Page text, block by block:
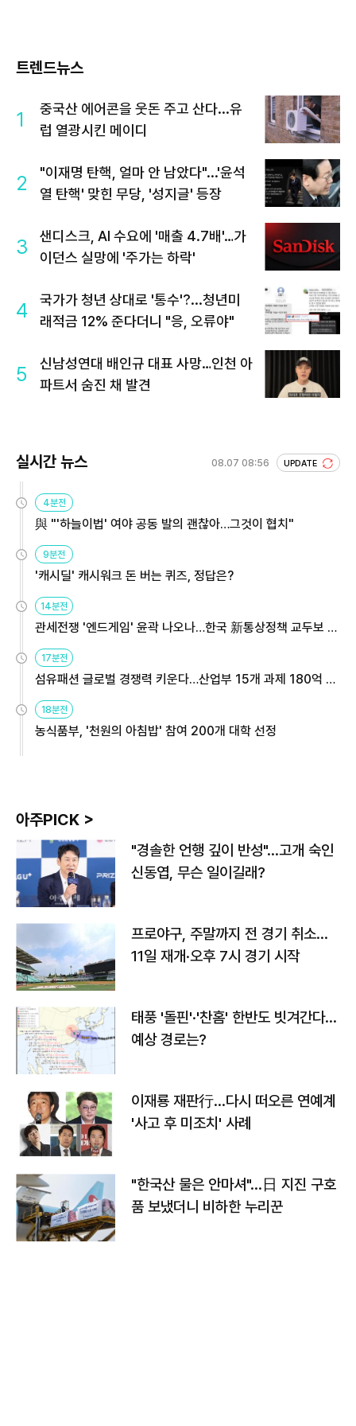
트렌드뉴스
1
중국산 에어콘을 웃돈 주고 산다...유
럽 열광시킨 메이디
2
"이재명 탄핵, 얼마 안 남았다"...'윤석
열 탄핵' 맞힌 무당, '성지글' 등장
3
샌디스크, AI 수요에 '매출 4.7배'…가
이던스 실망에 '주가는 하락'
4
국가가 청년 상대로 '통수'?...청년미
래적금 12% 준다더니 "응, 오류야"
5
신남성연대 배인규 대표 사망…인천 아
파트서 숨진 채 발견
실시간 뉴스 08.07 08:56 UPDATE
4분전
與 "'하늘이법' 여야 공동 발의 괜찮아…그것이 협치"
9분전
'캐시딜' 캐시워크 돈 버는 퀴즈, 정답은?
14분전
관세전쟁 '엔드게임' 윤곽 나오나…한국 新통상정책 교두보 활
용해야
17분전
섬유패션 글로벌 경쟁력 키운다…산업부 15개 과제 180억 지
원
18분전
농식품부, '천원의 아침밥' 참여 200개 대학 선정
아주PICK >
"경솔한 언행 깊이 반성"…고개 숙인
신동엽, 무슨 일이길래?
프로야구, 주말까지 전 경기 취소…
11일 재개·오후 7시 경기 시작
태풍 '돌핀'·'찬홈' 한반도 빗겨간다…
예상 경로는?
이재룡 재판行…다시 떠오른 연예계
'사고 후 미조치' 사례
"한국산 물은 안마셔"…日 지진 구호
품 보냈더니 비하한 누리꾼